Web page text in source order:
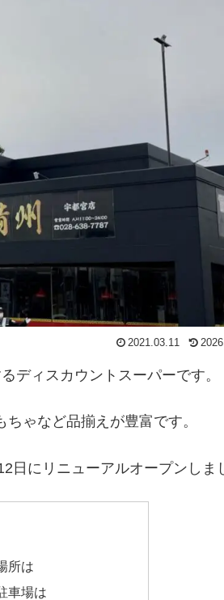
2021.03.11
ディスカウントスーパーです。
ゃなど品揃えが豊富です。
日にリニューアルオープンしま
所は
車場は